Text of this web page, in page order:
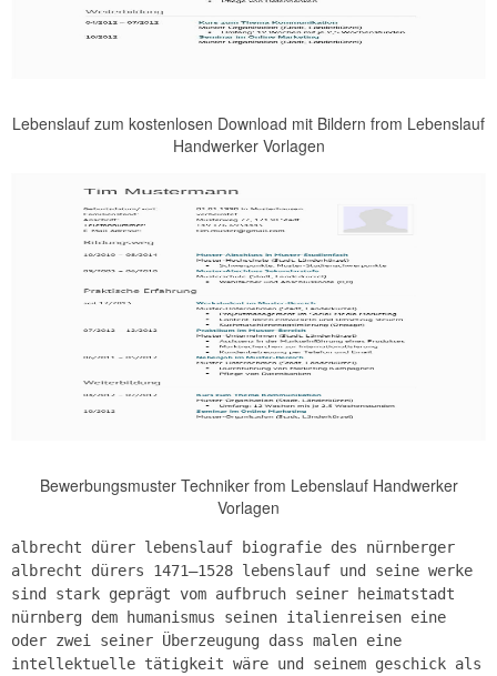
Lebenslauf zum kostenlosen Download mit Bildern from Lebenslauf
Handwerker Vorlagen
Bewerbungsmuster Techniker from Lebenslauf Handwerker
Vorlagen
albrecht dürer lebenslauf biografie des nürnberger
albrecht dürers 1471–1528 lebenslauf und seine werke
sind stark geprägt vom aufbruch seiner heimatstadt
nürnberg dem humanismus seinen italienreisen eine
oder zwei seiner Überzeugung dass malen eine
intellektuelle tätigkeit wäre und seinem geschick als